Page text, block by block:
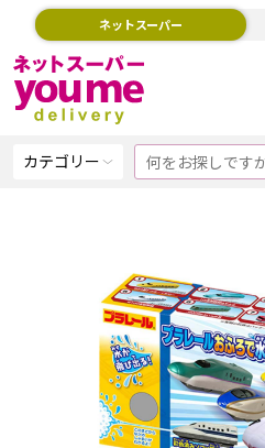
ネットスーパー
カテゴリー